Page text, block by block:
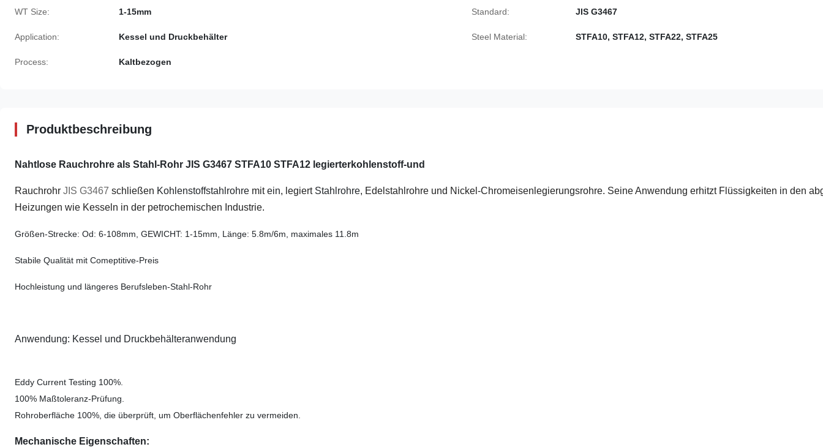
WT Size: 1-15mm Standard: JIS G3467
Application: Kessel und Druckbehälter Steel Material: STFA10, STFA12, STFA22, STFA25
Process: Kaltbezogen
Produktbeschreibung
Nahtlose Rauchrohre als Stahl-Rohr JIS G3467 STFA10 STFA12 legierterkohlenstoff-und
Rauchrohr JIS G3467 schließen Kohlenstoffstahlrohre mitein, legiert Stahlrohre, Edelstahlrohre und Nickel-Chromeisenlegierungsrohre. Seine Anwendung erhitzt Flüssigkeiten in den
Heizungen wie Kesseln in der petrochemischen Industrie.
Größen-Strecke: Od: 6-108mm, GEWICHT: 1-15mm, Länge: 5.8m/6m, maximales 11.8m
Stabile Qualität mit Comeptitive-Preis
Hochleistung und längeres Berufsleben-Stahl-Rohr
Anwendung: Kessel und Druckbehälteranwendung
Eddy Current Testing 100%.
100% Maßtoleranz-Prüfung.
Rohroberfläche 100%, die überprüft, um Oberflächenfehler zu vermeiden.
Mechanische Eigenschaften: